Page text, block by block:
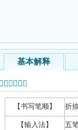
基本解释
𦐚字基本信息
【书写笔顺】 折
【输入法】 五